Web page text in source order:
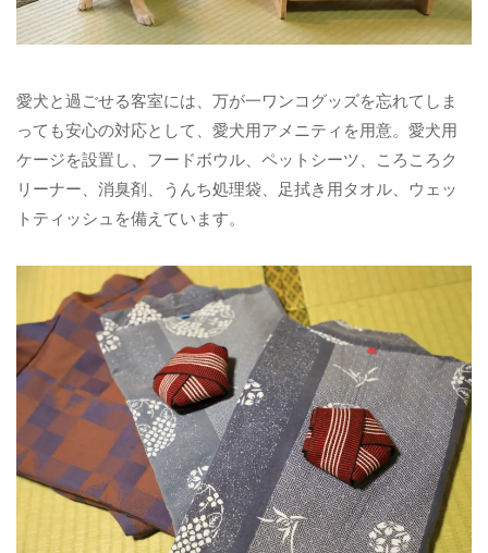
愛犬と過ごせる客室には、万が一ワンコグッズを忘れてしま
っても安心の対応として、愛犬用アメニティを用意。愛犬用
ケージを設置し、フードボウル、ペットシーツ、ころころク
リーナー、消臭剤、うんち処理袋、足拭き用タオル、ウェッ
トティッシュを備えています。